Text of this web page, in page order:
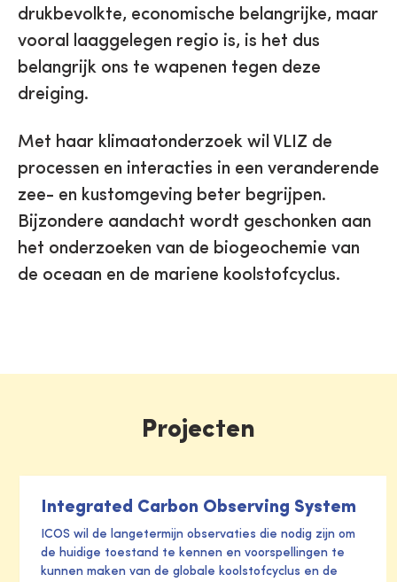
drukbevolkte, economische belangrijke, maar
vooral laaggelegen regio is, is het dus
belangrijk ons te wapenen tegen deze
dreiging.
Met haar klimaatonderzoek wil VLIZ de
processen en interacties in een veranderende
zee- en kustomgeving beter begrijpen.
Bijzondere aandacht wordt geschonken aan
het onderzoeken van de biogeochemie van
de oceaan en de mariene koolstofcyclus.
Projecten
Integrated Carbon Observing System
ICOS wil de langetermijn observaties die nodig zijn om
de huidige toestand te kennen en voorspellingen te
kunnen maken van de globale koolstofcyclus en de